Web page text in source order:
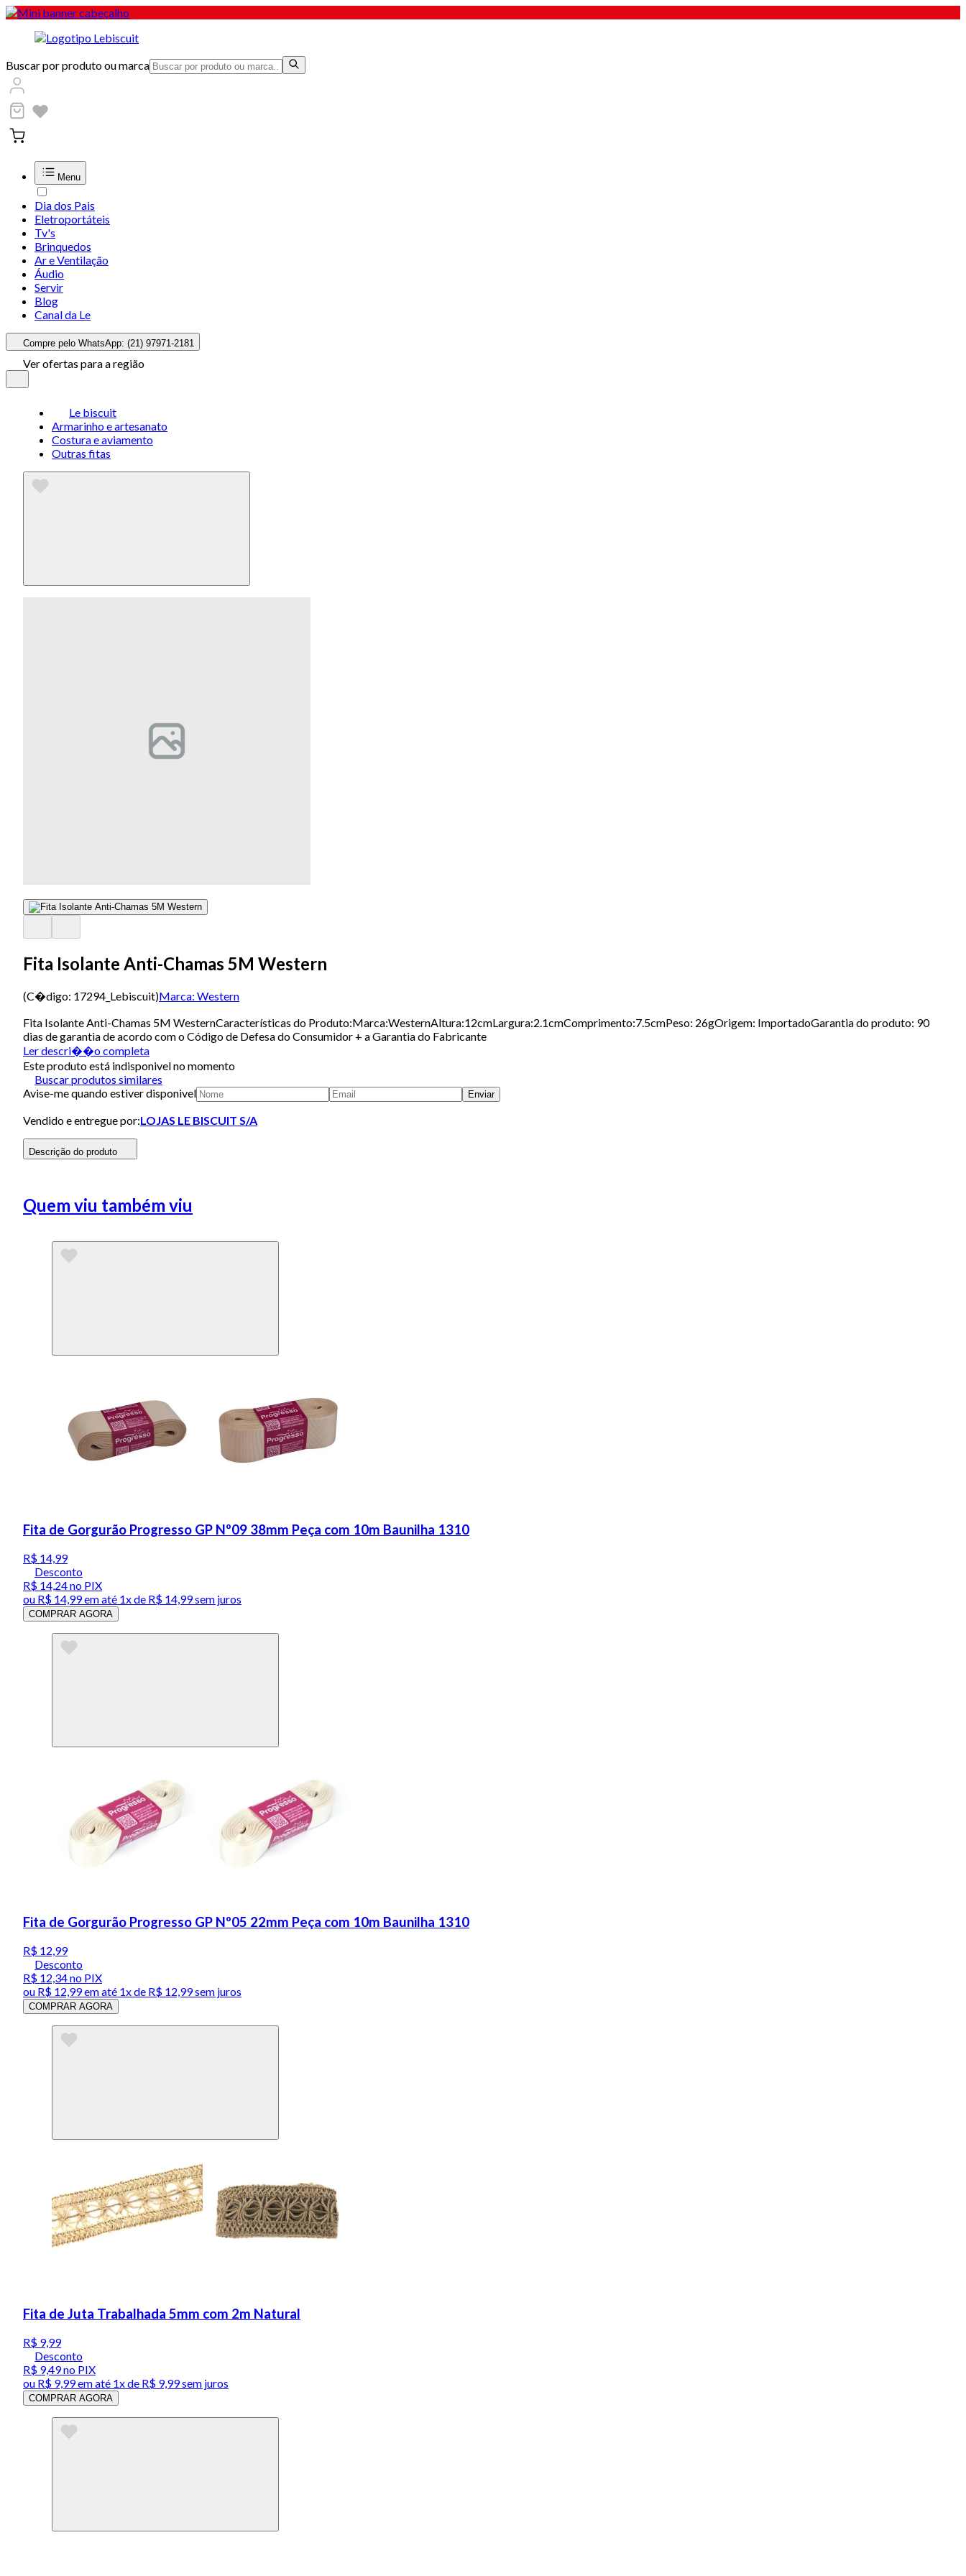
Buscar por produto ou marca
Menu
Dia dos Pais
Eletroportáteis
Tv's
Brinquedos
Ar e Ventilação
Áudio
Servir
Blog
Canal da Le
Compre pelo WhatsApp: (21) 97971-2181
Ver ofertas para a região
Le biscuit
Armarinho e artesanato
Costura e aviamento
Outras fitas
Fita Isolante Anti-Chamas 5M Western
(C�digo: 17294_Lebiscuit)Marca: Western
Fita Isolante Anti-Chamas 5M WesternCaracterísticas do Produto:Marca:WesternAltura:12cmLargura:2.1cmComprimento:7.5cmPeso: 26gOrigem: ImportadoGarantia do produto: 90
dias de garantia de acordo com o Código de Defesa do Consumidor + a Garantia do Fabricante
Ler descri��o completa
Este produto está indisponivel no momento
Buscar produtos similares
Avise-me quando estiver disponivel
Enviar
Vendido e entregue por:LOJAS LE BISCUIT S/A
Descrição do produto
Quem viu também viu
Fita de Gorgurão Progresso GP Nº09 38mm Peça com 10m Baunilha 1310
R$ 14,99
Desconto
R$ 14,24no PIX
ou R$ 14,99em até 1x de R$ 14,99sem juros
COMPRAR AGORA
Fita de Gorgurão Progresso GP Nº05 22mm Peça com 10m Baunilha 1310
R$ 12,99
Desconto
R$ 12,34no PIX
ou R$ 12,99em até 1x de R$ 12,99sem juros
COMPRAR AGORA
Fita de Juta Trabalhada 5mm com 2m Natural
R$ 9,99
Desconto
R$ 9,49no PIX
ou R$ 9,99em até 1x de R$ 9,99sem juros
COMPRAR AGORA